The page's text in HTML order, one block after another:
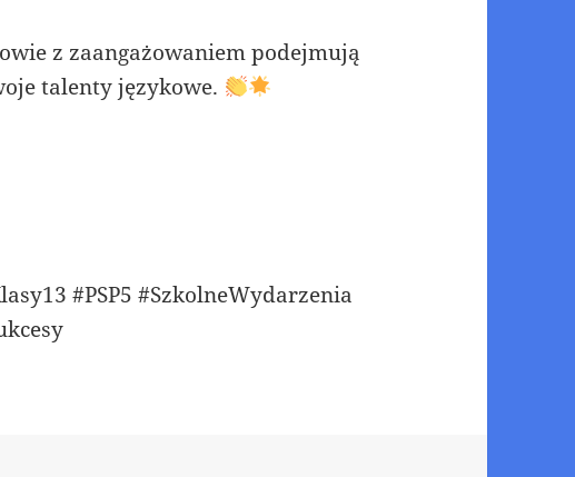
z zaangażowaniem podejmują
talenty językowe.
#PSP5 #SzkolneWydarzenia